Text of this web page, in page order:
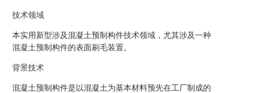
技术领域
本实用新型涉及混凝土预制构件技术领域，尤其涉及一种
混凝土预制构件的表面刷毛装置。
背景技术
混凝土预制构件是以混凝土为基本材料预先在工厂制成的